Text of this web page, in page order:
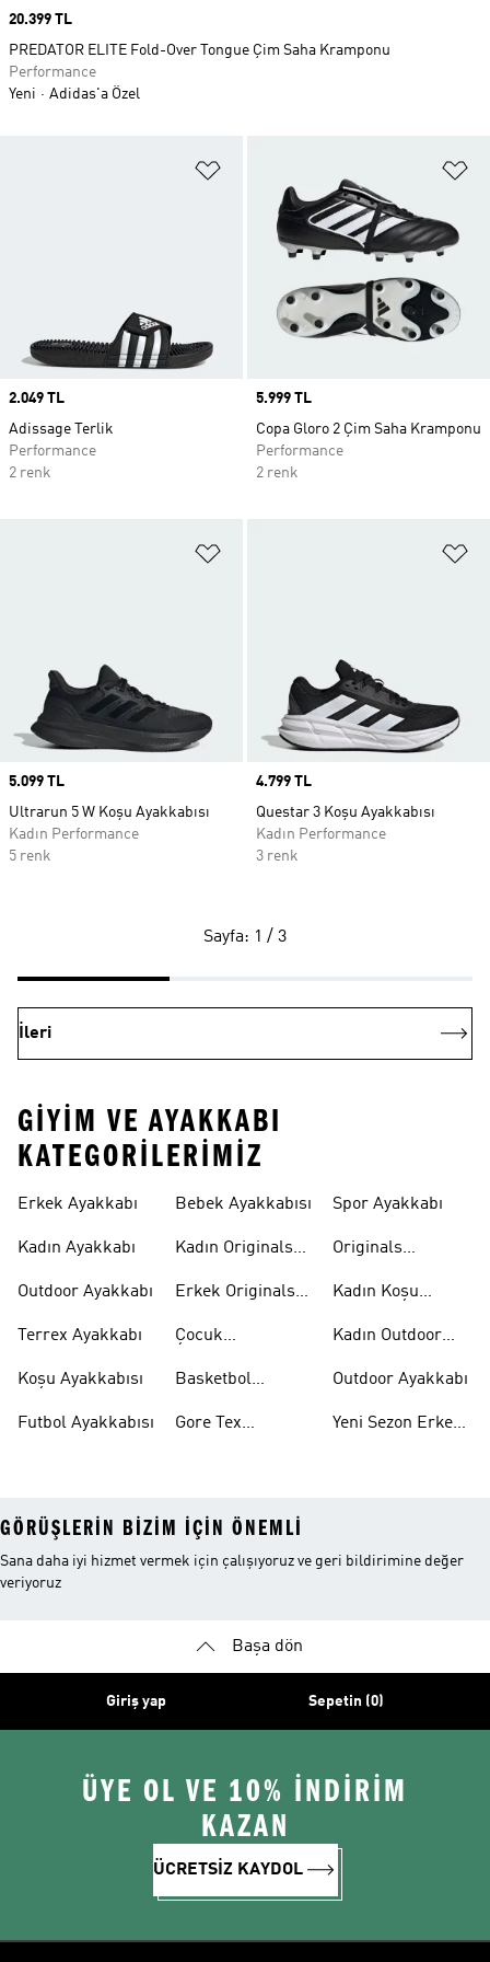
Price
2.049 TL
Adissage Terlik
Performance
2 renk
Price
5.999 TL
Copa Gloro 2 Çim Saha Kramponu
Performance
2 renk
Price
5.099 TL
Ultrarun 5 W Koşu Ayakkabısı
Kadın Performance
5 renk
Price
4.799 TL
Questar 3 Koşu Ayakkabısı
Kadın Performance
3 renk
Price
20.399 TL
PREDATOR ELITE Fold-Over Tongue Çim Saha Kramponu
Performance
Yeni
Adidas'a Özel
Sayfa: 1 / 3
İleri
GIYIM VE AYAKKABI
KATEGORILERIMIZ
Erkek Ayakkabı
Kadın Ayakkabı
Outdoor Ayakkabı
Terrex Ayakkabı
Koşu Ayakkabısı
Futbol Ayakkabısı
Bebek Ayakkabısı
Kadın Originals
Erkek Originals
Çocuk
Basketbol
Gore Tex
Spor Ayakkabı
Originals
Kadın Koşu
Kadın Outdoor
Outdoor Ayakkabı
Yeni Sezon Erkek
GÖRÜŞLERIN BIZIM IÇIN ÖNEMLI
Sana daha iyi hizmet vermek için çalışıyoruz ve geri bildirimine değer
veriyoruz
Başa dön
Giriş yap Sepetin (0)
ÜYE OL VE 10% İNDİRİM
KAZAN
ÜCRETSİZ KAYDOL